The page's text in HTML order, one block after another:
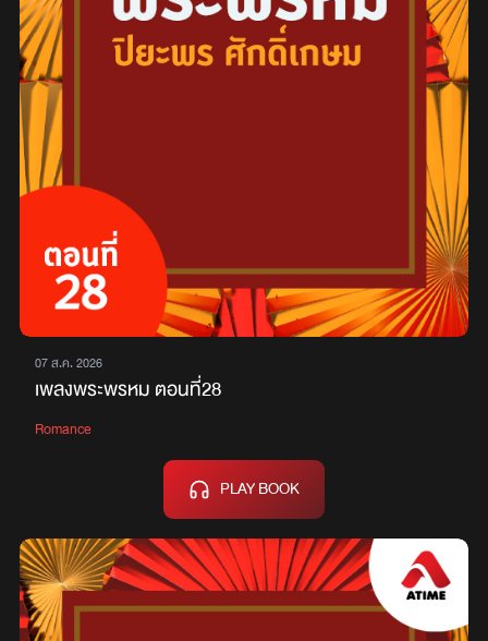
07 ส.ค. 2026
เพลงพระพรหม ตอนที่28
Romance
PLAY BOOK